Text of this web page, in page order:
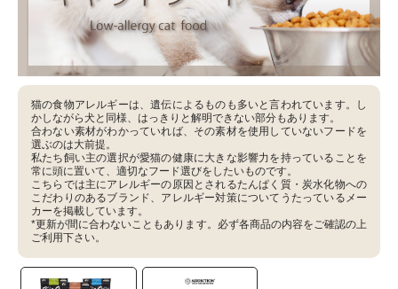
猫の食物アレルギーは、遺伝によるものも多いと言われています。し
かしながら犬と同様、はっきりと解明できない部分もあります。
合わない素材がわかっていれば、その素材を使用していないフードを
選ぶのは大前提。
私たち飼い主の選択が愛猫の健康に大きな影響力を持っていることを
常に頭に置いて、適切なフード選びをしたいものです。
こちらでは主にアレルギーの原因とされるたんぱく質・炭水化物への
こだわりのあるブランド、アレルギー対策についてうたっているメー
カーを掲載しています。
*更新が間に合わないこともあります。必ず各商品の内容をご確認の上
ご利用下さい。